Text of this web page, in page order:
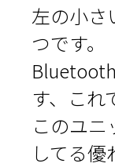
左の小さ
つです。
す、これ
このユ
してる優